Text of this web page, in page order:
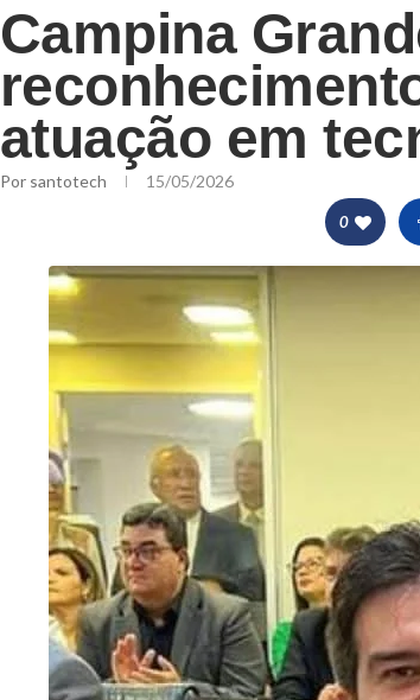
Campina
atuação em
Por santotech 15/05/2026
0